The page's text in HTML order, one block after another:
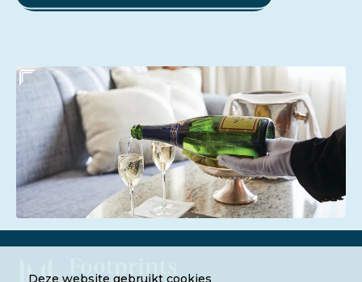
Footprints
Deze website gebruikt cookies